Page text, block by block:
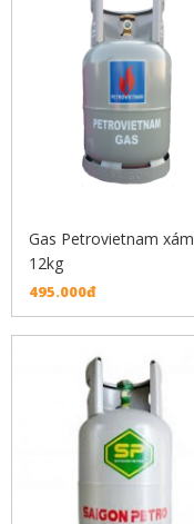
Gas Petrovietnam xám
12kg
495.000đ